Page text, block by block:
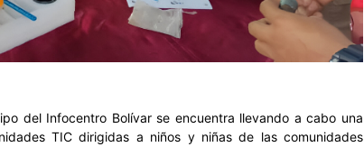
del Infocentro Bolívar se encuentra llevando a cabo una
TIC dirigidas a niños y niñas de las comunidades